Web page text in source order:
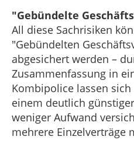
"Gebündelte
All diese Sachrisiken
"Gebündelten
abgesichert werden –
Zusammenfassung in
Kombipolice lassen
einem deutlich
weniger Aufwand
mehrere Einzelverträge